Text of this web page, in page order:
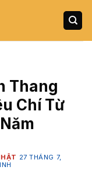
Thang
Chí Từ
27 THÁNG 7,